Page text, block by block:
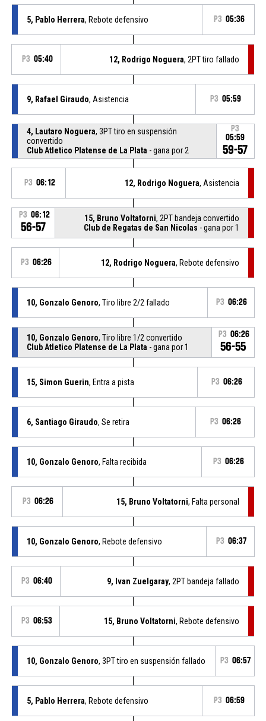
5, Pablo Herrera, Rebote defensivo P3 05:36
P3 05:40 12, Rodrigo Noguera, 2PT tiro fallado
9, Rafael Giraudo, Asistencia P3 05:59
4, Lautaro Noguera, 3PT tiro en suspensión
convertido
Club Atletico Platense de La Plata - gana por 2
P3
05:59
59-57
P3 06:12 12, Rodrigo Noguera, Asistencia
P3 06:12
56-57
15, Bruno Voltatorni, 2PT bandeja convertido
Club de Regatas de San Nicolas - gana por 1
P3 06:26 12, Rodrigo Noguera, Rebote defensivo
10, Gonzalo Genoro, Tiro libre 2/2 fallado P3 06:26
10, Gonzalo Genoro, Tiro libre 1/2 convertido
Club Atletico Platense de La Plata - gana por 1
P3 06:26
56-55
15, Simon Guerin, Entra a pista P3 06:26
6, Santiago Giraudo, Se retira P3 06:26
10, Gonzalo Genoro, Falta recibida P3 06:26
P3 06:26 15, Bruno Voltatorni, Falta personal
10, Gonzalo Genoro, Rebote defensivo P3 06:37
P3 06:40 9, Ivan Zuelgaray, 2PT bandeja fallado
P3 06:53 15, Bruno Voltatorni, Rebote defensivo
10, Gonzalo Genoro, 3PT tiro en suspensión fallado P3 06:57
5, Pablo Herrera, Rebote defensivo P3 06:59